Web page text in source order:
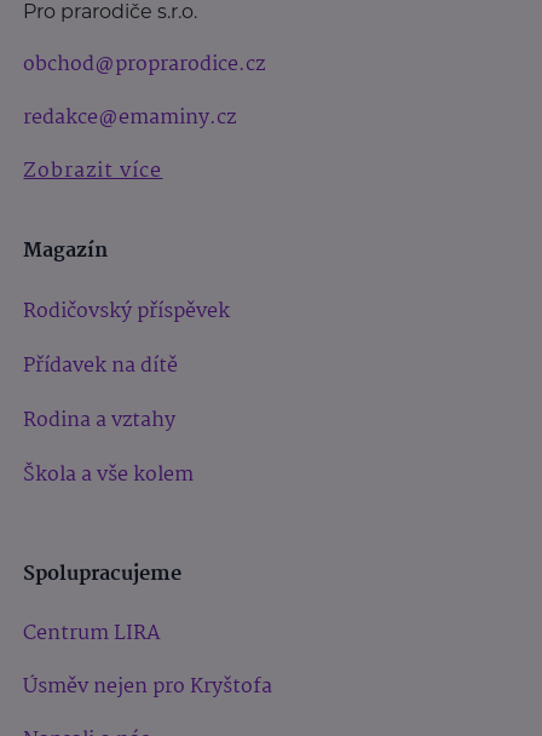
Pro prarodiče s.r.o.
obchod@proprarodice.cz
redakce@emaminy.cz
Zobrazit více
Magazín
Rodičovský příspěvek
Přídavek na dítě
Rodina a vztahy
Škola a vše kolem
Spolupracujeme
Centrum LIRA
Úsměv nejen pro Kryštofa